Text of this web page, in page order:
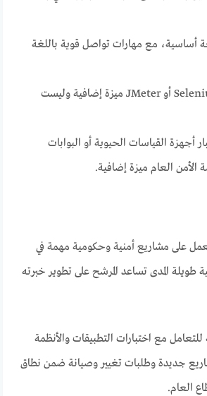
أساسية، مع مهارات تواصل قوية باللغة
تعد الخبرة في Selenium أو JMeter ميزة إضافية وليست
أجهزة القياسات الحيوية أو البوابات
الأمن العام ميزة إضافية.
على مشاريع أمنية وحكومية مهمة في
طويلة المدى تساعد المرشح على تطوير خبرته
مع اختبارات التطبيقات والأنظمة
جديدة وطلبات تغيير وصيانة ضمن نطاق
العام.